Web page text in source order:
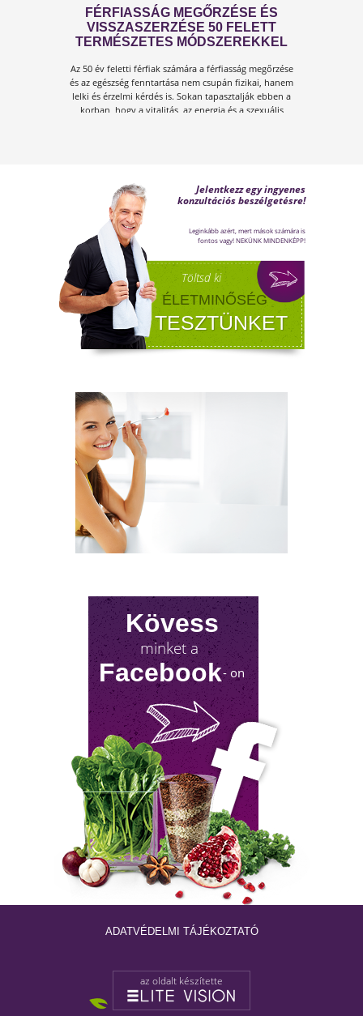
A KÁNIKULA 6 LEGFŐBB
VESZÉLYE
Amikor a hőmérséklet tartósan 30–35 °C fölé
emelkedik, szervezetünk hőszabályozó
rendszere komoly terhelés alá kerül.Tünetek,
megoldások!
FÉRFI VÁLTOZÓKOR - A
LEHETŐSÉGET LÁSD MEG
Sokan gondolják, hogy a változókor csak a
nőket érinti. Valójában a férfiaknál is
jelentkezik a tesztoszteronszint fokozatos
csökkenése, amit andropauzának vagy
férfiklimaxnak nevezünk. Honnan tudod,
NYIROKRENDSZER KISOKOS
A nyirokrendszerünk fontosságáról keveset
hallani! Mutatjuk, mit tehetsz érte!
Kövess
minket a
Facebook- on
ADATVÉDELMI TÁJÉKOZTATÓ
az oldalt készítette